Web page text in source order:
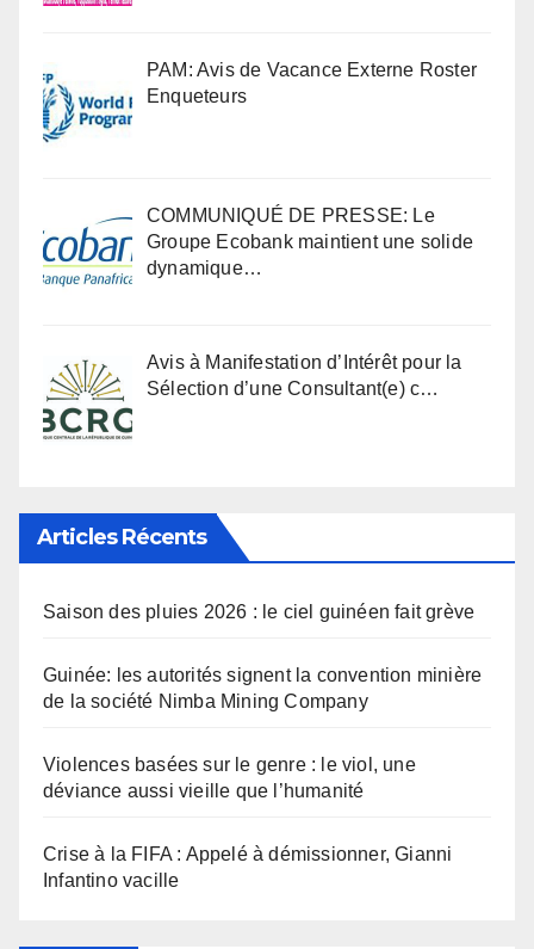
PAM: Avis de Vacance Externe Roster
Enqueteurs
COMMUNIQUÉ DE PRESSE: Le
Groupe Ecobank maintient une solide
dynamique…
Avis à Manifestation d’Intérêt pour la
Sélection d’une Consultant(e) c…
Articles Récents
Saison des pluies 2026 : le ciel guinéen fait grève
Guinée: les autorités signent la convention minière
de la société Nimba Mining Company
Violences basées sur le genre : le viol, une
déviance aussi vieille que l’humanité
Crise à la FIFA : Appelé à démissionner, Gianni
Infantino vacille